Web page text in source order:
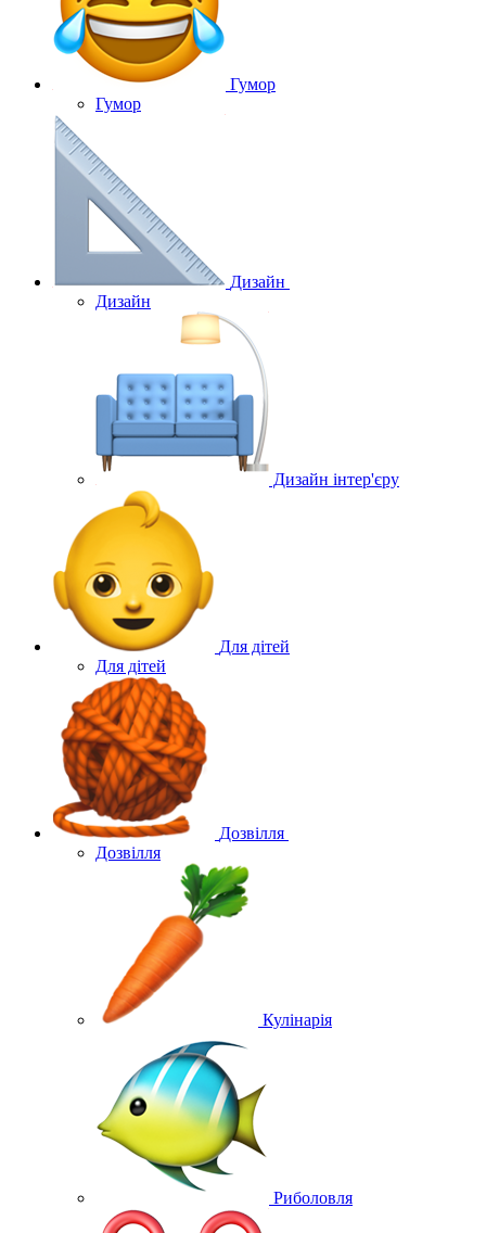
Гумор
Гумор
Дизайн
Дизайн
Дизайн інтер'єру
Для дітей
Для дітей
Дозвілля
Дозвілля
Кулінарія
Риболовля